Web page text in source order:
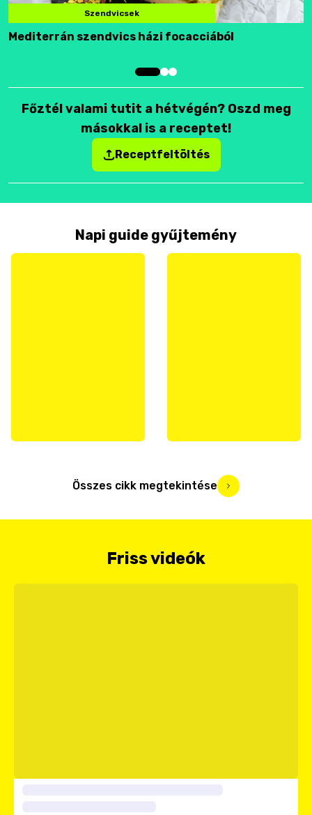
Szendvicsek
Mediterrán szendvics házi focacciából
Főztél valami tutit a hétvégén? Oszd meg
másokkal is a receptet!
Receptfeltöltés
Napi guide gyűjtemény
Összes cikk megtekintése
Friss videók